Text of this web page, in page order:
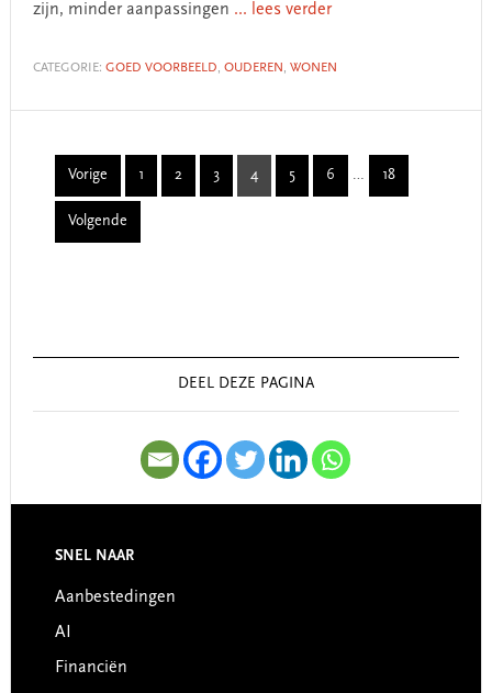
zijn, minder aanpassingen ... lees verder
CATEGORIE: GOED VOORBEELD, OUDEREN , WONEN
Vorige Page
1 Page
2 Page
3 Page
4 Page
5 Page
6
Interim
pages
… Page
18
Volgende
Sidebar
DEEL DEZE PAGINA
Footer
SNEL NAAR
Aanbestedingen
AI
Financiën